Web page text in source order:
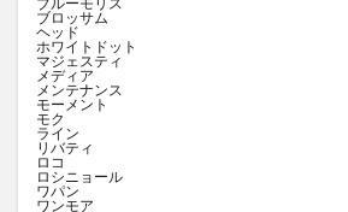
ブロッサム
ヘッド
ホワイトドット
マジェスティ
メディア
メンテナンス
モーメント
モク
ライン
リバティ
ロコ
ロシニョール
ワパン
ワンモア